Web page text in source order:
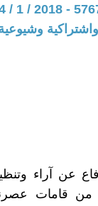
عن آراء
من قامات